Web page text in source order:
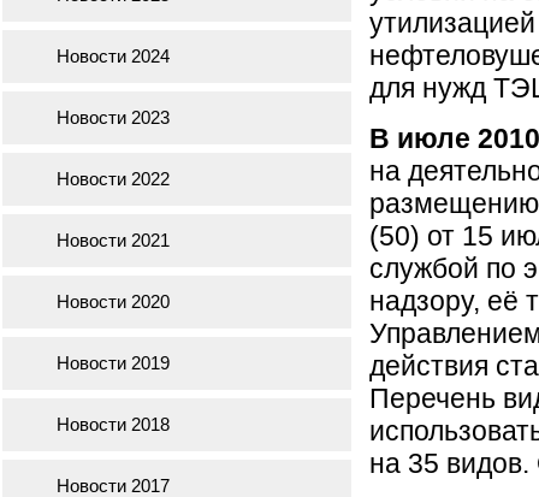
для нужд
В июле 2010
на
размещению
(50) от 15
службой по
надзору, её
действия
Перечень
на 35
Новости 2024
Новости 2023
Новости 2022
Новости 2021
Новости 2020
Новости 2019
Новости 2018
Новости 2017